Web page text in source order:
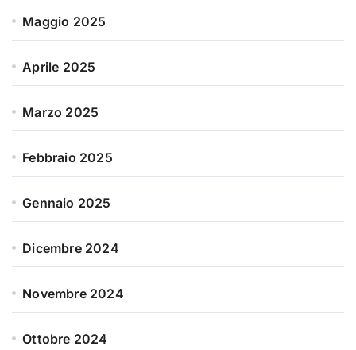
Maggio 2025
Aprile 2025
Marzo 2025
Febbraio 2025
Gennaio 2025
Dicembre 2024
Novembre 2024
Ottobre 2024